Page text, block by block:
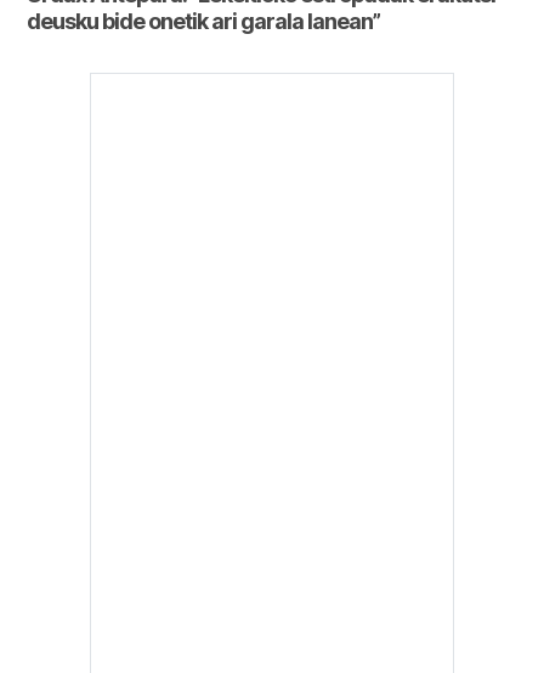
deusku bide onetik ari garala lanean”